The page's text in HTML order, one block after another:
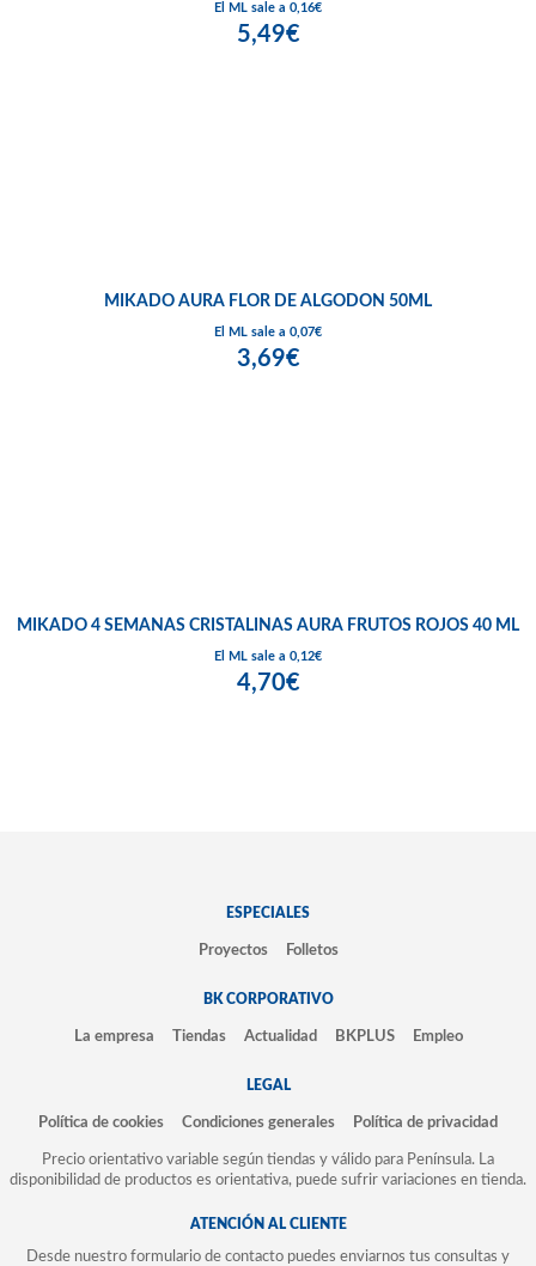
El ML sale a 0,16€
5,49€
MIKADO AURA FLOR DE ALGODON 50ML
El ML sale a 0,07€
3,69€
MIKADO 4 SEMANAS CRISTALINAS AURA FRUTOS ROJOS 40 ML
El ML sale a 0,12€
4,70€
ESPECIALES
Proyectos Folletos
BK CORPORATIVO
La empresa Tiendas Actualidad BKPLUS Empleo
LEGAL
Política de cookies Condiciones generales Política de privacidad
Precio orientativo variable según tiendas y válido para Península. La
disponibilidad de productos es orientativa, puede sufrir variaciones en tienda.
ATENCIÓN AL CLIENTE
Desde nuestro formulario de contacto puedes enviarnos tus consultas y